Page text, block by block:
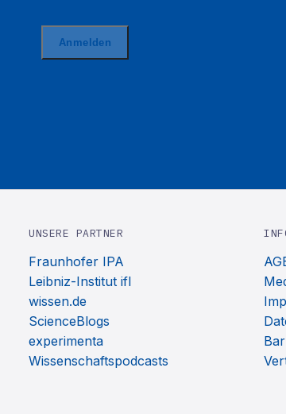
UNSERE PARTNER
Fraunhofer IPA
Leibniz-Institut ifl
wissen.de
ScienceBlogs
experimenta
Wissenschaftspodcasts